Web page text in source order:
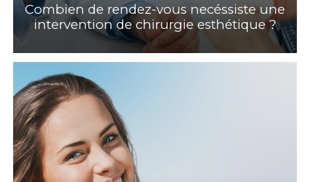
Combien de rendez-vous necéssiste une
intervention de chirurgie esthétique ?